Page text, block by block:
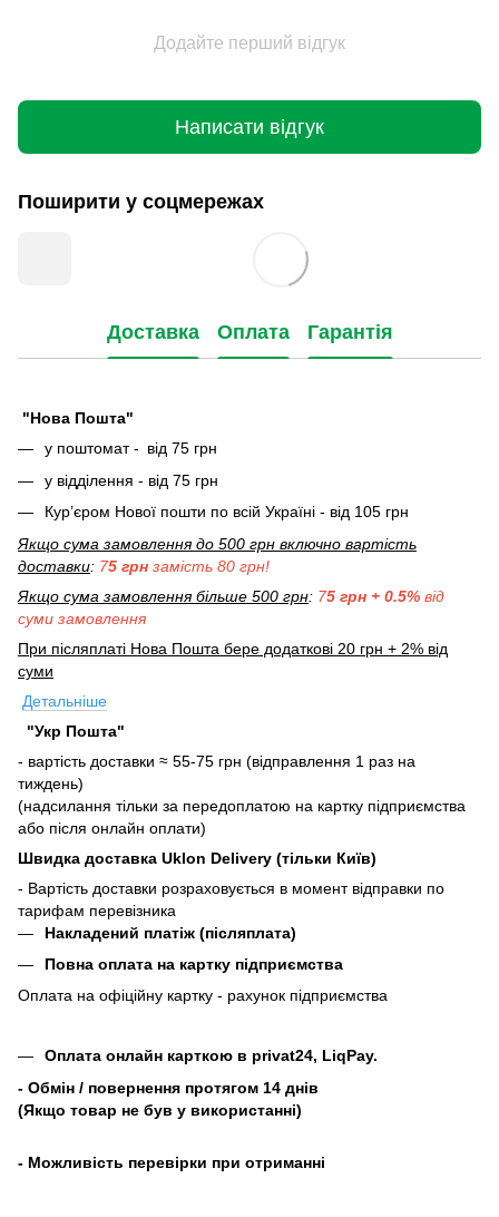
Додайте перший відгук
Написати відгук
Поширити у соцмережах
Доставка Оплата Гарантія
"Нова Пошта"
у поштомат - від 75 грн
у відділення - від 75 грн
Кур’єром Нової пошти по всій Україні - від 105 грн
Якщо сума замовлення до 500 грн включно вартість
доставки: 75 грн замість 80 грн!
Якщо сума замовлення більше 500 грн: 75 грн + 0.5% від
суми замовлення
При післяплаті Нова Пошта бере додаткові 20 грн + 2% від
суми
Детальніше
"Укр Пошта"
- вартість доставки ≈ 55-75 грн (відправлення 1 раз на
тиждень)
(надсилання тільки за передоплатою на картку підприємства
або після онлайн оплати)
Швидка доставка Uklon Delivery (тільки Київ)
- Вартість доставки розраховується в момент відправки по
тарифам перевізника
Накладений платіж (післяплата)
Повна оплата на картку підприємства
Оплата на офіційну картку - рахунок підприємства
Оплата онлайн карткою в privat24, LiqPay.
- Обмін / повернення протягом 14 днів
(Якщо товар не був у використанні)
- Можливість перевірки при отриманні